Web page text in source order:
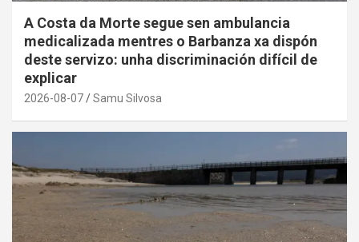
A Costa da Morte segue sen ambulancia
medicalizada mentres o Barbanza xa dispón
deste servizo: unha discriminación difícil de
explicar
2026-08-07 Samu Silvosa